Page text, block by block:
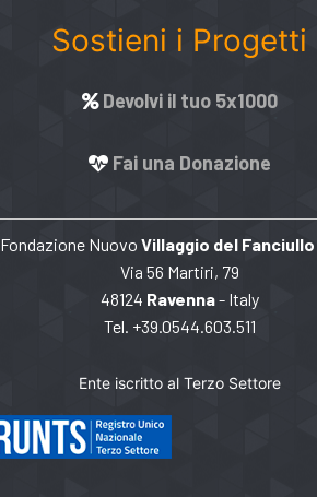
Sostieni i Progetti
Devolvi il tuo 5x1000
Fai una Donazione
Fondazione Nuovo Villaggio del Fanciullo
Via 56 Martiri, 79
48124 Ravenna- Italy
Tel. +39.0544.603.511
Ente iscritto al Terzo Settore